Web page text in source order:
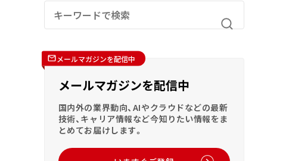
メールマガジンを配信中
メールマガジンを配信中
国内外の業界動向、AIやクラウドなどの最新
技術、キャリア情報など今知りたい情報をま
とめてお届けします。